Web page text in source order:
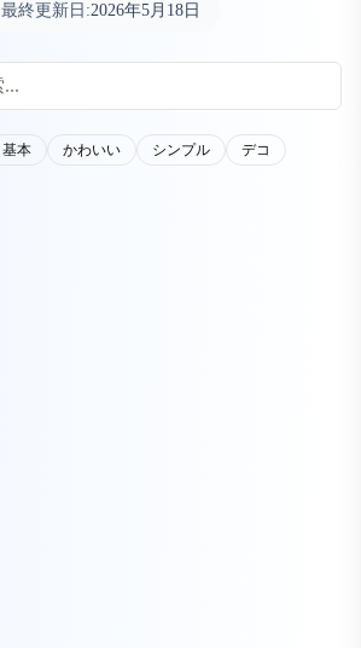
最終更新日:2026年5月18日
基本 かわいい シンプル
デコ